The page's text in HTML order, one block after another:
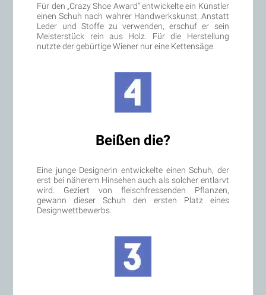
Für den „Crazy Shoe Award“ entwickelte ein Künstler
einen Schuh nach wahrer Handwerkskunst. Anstatt
Leder und Stoffe zu verwenden, erschuf er sein
Meisterstück rein aus Holz. Für die Herstellung
nutzte der gebürtige Wiener nur eine Kettensäge.
Beißen die?
Eine junge Designerin entwickelte einen Schuh, der
erst bei näherem Hinsehen auch als solcher entlarvt
wird. Geziert von fleischfressenden Pflanzen,
gewann dieser Schuh den ersten Platz eines
Designwettbewerbs.